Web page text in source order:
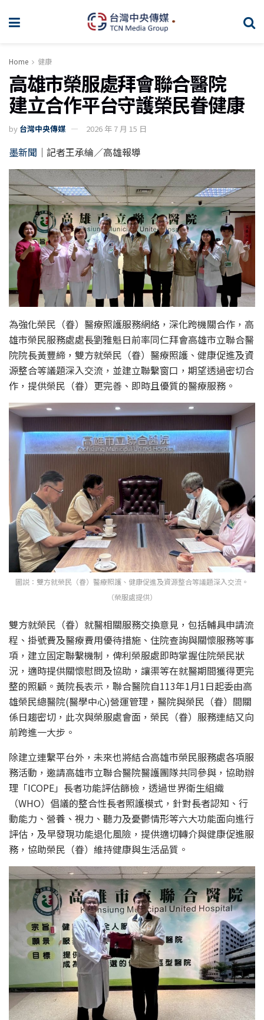
Home 健康
高雄市榮服處拜會聯合醫院
建立合作平台守護榮民眷健康
by 台灣中央傳媒 2026 年 7 月 15 日
墨新聞 ｜記者王承綸／高雄報導
為強化榮民（眷）醫療照護服務網絡，深化跨機關合作，高
雄市榮民服務處處長劉雅魁日前率同仁拜會高雄市立聯合醫
院院長黃豐締，雙方就榮民（眷）醫療照護、健康促進及資
源整合等議題深入交流，並建立聯繫窗口，期望透過密切合
作，提供榮民（眷）更完善、即時且優質的醫療服務。
圖説：雙方就榮民（眷）醫療照護、健康促進及資源整合等議題深入交流。
（榮服處提供）
雙方就榮民（眷）就醫相關服務交換意見，包括輔具申請流
程、掛號費及醫療費用優待措施、住院查詢與關懷服務等事
項，建立固定聯繫機制，俾利榮服處即時掌握住院榮民狀
況，適時提供關懷慰問及協助，讓渠等在就醫期間獲得更完
整的照顧。黃院長表示，聯合醫院自113年1月1日起委由高
雄榮民總醫院(醫學中心)營運管理，醫院與榮民（眷）間關
係日趨密切，此次與榮服處會面，榮民（眷）服務連結又向
前跨進一大步。
除建立連繫平台外，未來也將結合高雄市榮民服務處各項服
務活動，邀請高雄市立聯合醫院醫護團隊共同參與，協助辦
理「ICOPE」長者功能評估篩檢，透過世界衛生組織
（WHO）倡議的整合性長者照護模式，針對長者認知、行
動能力、營養、視力、聽力及憂鬱情形等六大功能面向進行
評估，及早發現功能退化風險，提供適切轉介與健康促進服
務，協助榮民（眷）維持健康與生活品質。